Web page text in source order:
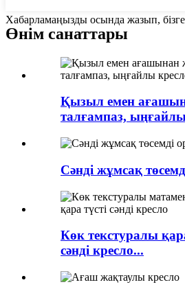
Хабарламаңызды осында жазып, бізге
Өнім санаттары
Қызыл емен
талғампаз,
Сәнді жұмсақ
Көк текстуралы
сәнді кресло...